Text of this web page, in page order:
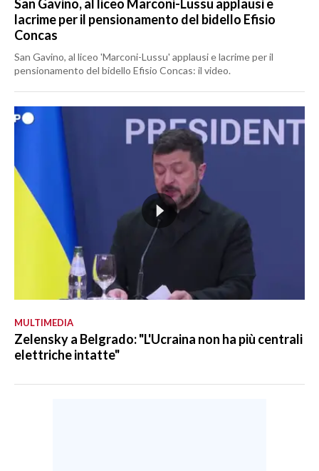
San Gavino, al liceo Marconi-Lussu applausi e
lacrime per il pensionamento del bidello Efisio
Concas
San Gavino, al liceo 'Marconi-Lussu' applausi e lacrime per il
pensionamento del bidello Efisio Concas: il video.
MULTIMEDIA
Zelensky a Belgrado: "L'Ucraina non ha più centrali
elettriche intatte"